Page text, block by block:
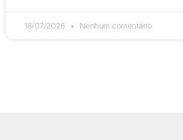
18/07/2026 Nenhum comentário